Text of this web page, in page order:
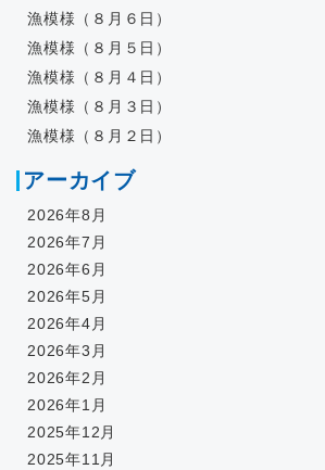
漁模様（８月６日）
漁模様（８月５日）
漁模様（８月４日）
漁模様（８月３日）
漁模様（８月２日）
アーカイブ
2026年8月
2026年7月
2026年6月
2026年5月
2026年4月
2026年3月
2026年2月
2026年1月
2025年12月
2025年11月